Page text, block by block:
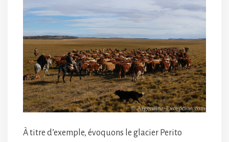
À titre d’exemple, évoquons le glacier Perito